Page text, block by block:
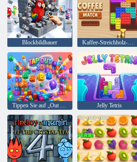
Blockbildhauer Kaffee-Streichholz-Blockpuzzle
Tippen Sie auf „Out 3D“. Jelly Tetris